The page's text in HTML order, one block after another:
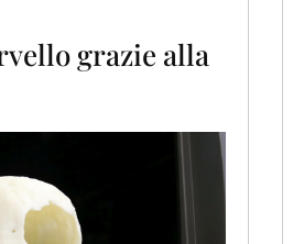
grazie alla